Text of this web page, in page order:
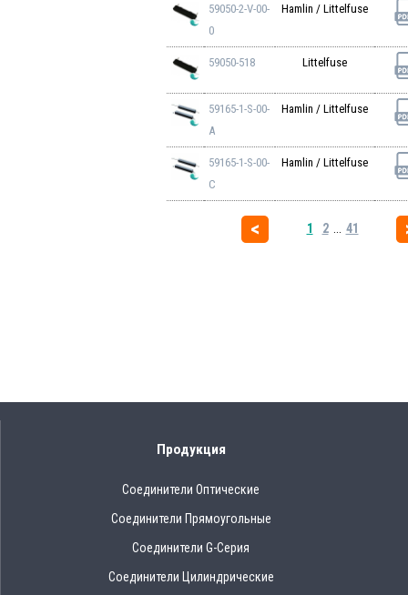
59050-2-V-00-
0
Hamlin / Littelfuse
59050-518 Littelfuse
59165-1-S-00-
A
Hamlin / Littelfuse
59165-1-S-00-
C
Hamlin / Littelfuse
1 2 41
Продукция
Соединители Оптические
Соединители Прямоугольные
Соединители G-Серия
Соединители Цилиндрические